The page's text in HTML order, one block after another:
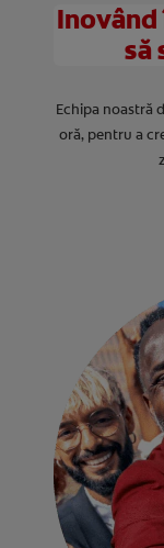
să
Echipa noastră
oră, pentru a